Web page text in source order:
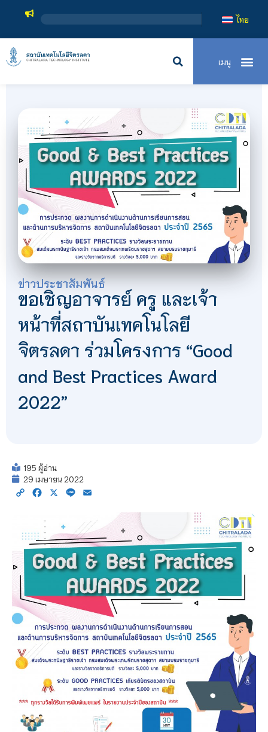
สถาบัน
ไทย
ข่าวประชาสัมพันธ์
ขอเชิญอาจารย์ ครู และเจ้า
หน้าที่สถาบันเทคโนโลยี
จิตรลดา ร่วมโครงการ “Good
and Best Practices Award
2022”
195 ผู้อ่าน
29 เมษายน 2022
Copy Facebook
X Line